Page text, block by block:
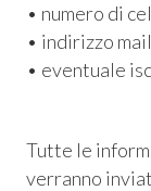
• numero di
• indirizzo mail
• eventuale
Tutte le
verranno